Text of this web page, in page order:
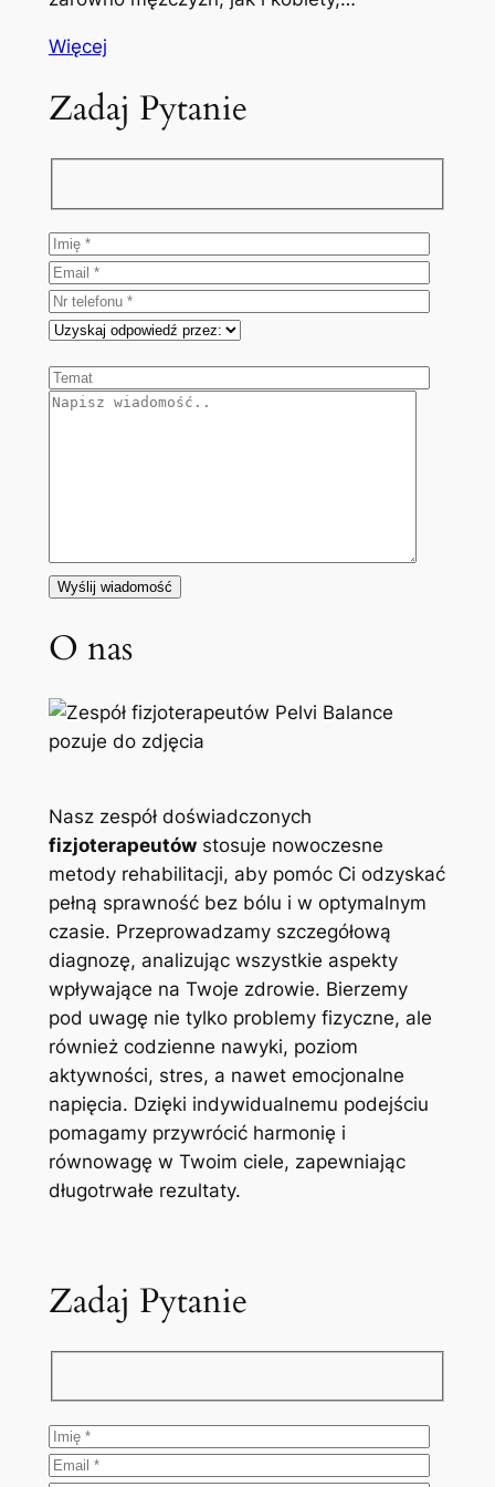
Więcej
Zadaj Pytanie
O nas
Nasz zespół doświadczonych
fizjoterapeutówstosuje nowoczesne
metody rehabilitacji, aby pomóc Ci odzyskać
pełną sprawność bez bólu i w optymalnym
czasie. Przeprowadzamy szczegółową
diagnozę, analizując wszystkie aspekty
wpływające na Twoje zdrowie. Bierzemy
pod uwagę nie tylko problemy fizyczne, ale
również codzienne nawyki, poziom
aktywności, stres, a nawet emocjonalne
napięcia. Dzięki indywidualnemu podejściu
pomagamy przywrócić harmonię i
równowagę w Twoim ciele, zapewniając
długotrwałe rezultaty.
Zadaj Pytanie